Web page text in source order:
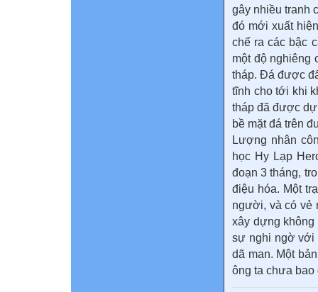
gây nhiều tranh
đó mới xuất
chế ra các bậc
một độ nghiêng
tháp. Đá được
tĩnh cho tới khi
tháp đã được
bề mặt đá trên
Lượng nhân
học Hy Lạp
đoạn 3 tháng,
điệu hóa. Một
người, và có vẻ
xây dựng không
sự nghi ngờ với
dã man. Một
ông ta chưa